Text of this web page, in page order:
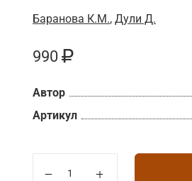
Баранова К.М., Дули Д.
990
Автор
Артикул